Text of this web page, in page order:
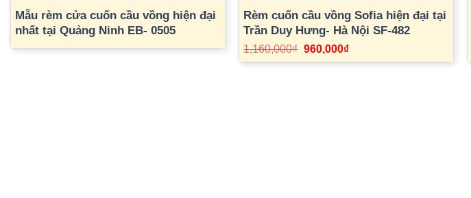
Mẫu rèm cửa cuốn cầu vồng hiện đại
nhất tại Quảng Ninh EB- 0505
Rèm cuốn cầu vồng Sofia hiện đại tại
Trần Duy Hưng- Hà Nội SF-482
1,160,000₫ Giá
960,000₫Giá